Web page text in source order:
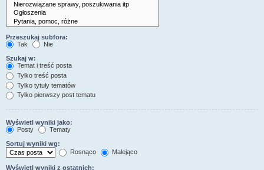
Przeszukaj subfora:
Tak
Nie
Szukaj w:
Temat i treść posta
Tylko treść posta
Tylko tytuły tematów
Tylko pierwszy post tematu
Wyświetl wyniki jako:
Posty
Tematy
Sortuj wyniki wg:
Rosnąco
Malejąco
Wyświetl wyniki z ostatnich: